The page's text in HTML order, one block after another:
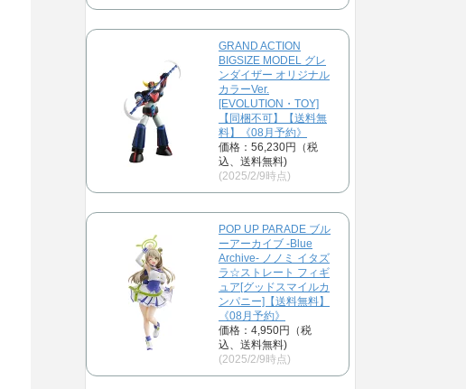
GRAND ACTION
BIGSIZE MODEL グレ
ンダイザー オリジナル
カラーVer.
[EVOLUTION・TOY]
【同梱不可】【送料無
料】《08月予約》
価格：56,230円（税
込、送料無料)
(2025/2/9時点)
POP UP PARADE ブル
ーアーカイブ -Blue
Archive- ノノミ イタズ
ラ☆ストレート フィギ
ュア[グッドスマイルカ
ンパニー]【送料無料】
《08月予約》
価格：4,950円（税
込、送料無料)
(2025/2/9時点)